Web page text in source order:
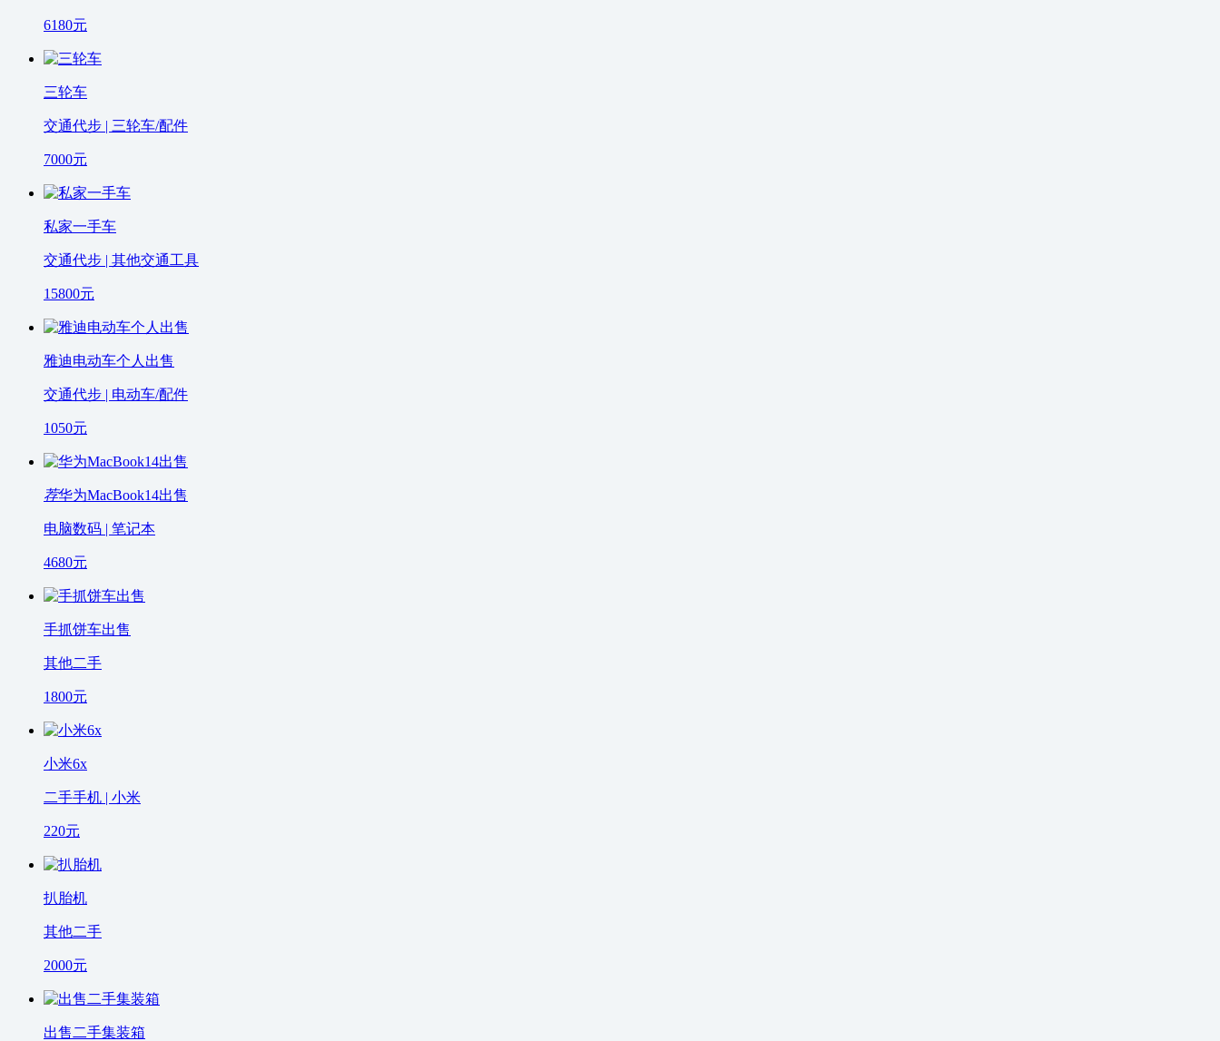
6180元
三轮车
交通代步 | 三轮车/配件
7000元
私家一手车
交通代步 | 其他交通工具
15800元
雅迪电动车个人出售
交通代步 | 电动车/配件
1050元
荐华为MacBook14出售
电脑数码 | 笔记本
4680元
手抓饼车出售
其他二手
1800元
小米6x
二手手机 | 小米
220元
扒胎机
其他二手
2000元
出售二手集装箱